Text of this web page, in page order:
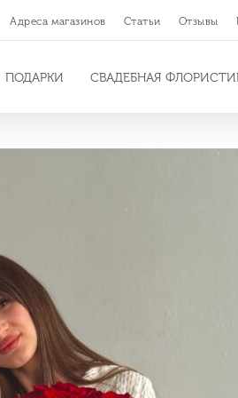
Адреса магазинов Статьи Отзывы
ПОДАРКИ СВАДЕБНАЯ
БУКЕТЫ
зависти :)